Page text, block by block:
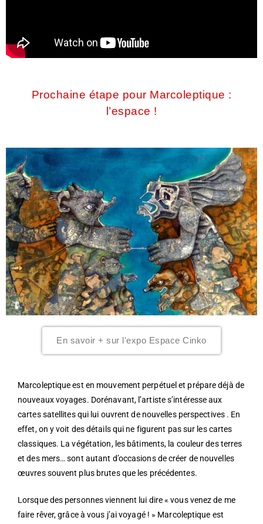
Prochaine étape pour Marcoleptique :
l’espace !
En savoir + sur l'expo Espace Cinko
Marcoleptique est en mouvement perpétuel et prépare déjà de
nouveaux voyages. Dorénavant, l’artiste s’intéresse aux
cartes satellites qui lui ouvrent de nouvelles perspectives . En
effet, on y voit des détails qui ne figurent pas sur les cartes
classiques. La végétation, les bâtiments, la couleur des terres
et des mers… sont autant d’occasions de créer de nouvelles
œuvres souvent plus brutes que les précédentes.
Lorsque des personnes viennent lui dire « vous venez de me
faire rêver, grâce à vous j’ai voyagé ! » Marcoleptique est